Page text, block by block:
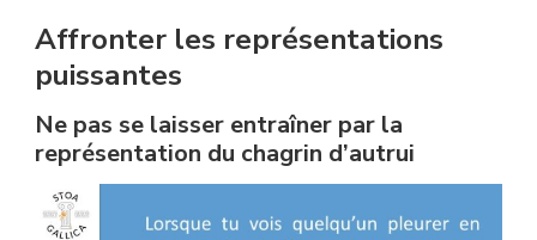
Affronter les représentations
puissantes
Ne pas se laisser entraîner par la
représentation du chagrin d’autrui